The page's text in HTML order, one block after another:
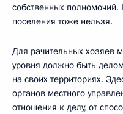
собственных
поселения тоже нельзя.
Для рачительных хозяев
уровня должно быть
на своих территориях.
органов местного
отношения к делу, от